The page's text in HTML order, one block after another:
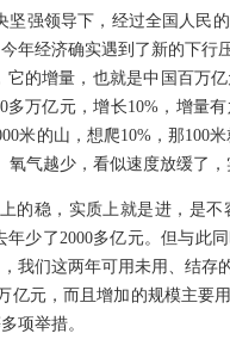
强领导下，经过全国人民
年经济确实遇到了新的下行
的增量，也就是中国百万
万亿元，增长10%，增量
米的山，想爬10%，那100
气越少，看似速度放缓了，
的稳，实质上就是进，是
少了2000多亿元。但与此
我们这两年可用未用、结存
亿元，而且增加的规模主要
项举措。